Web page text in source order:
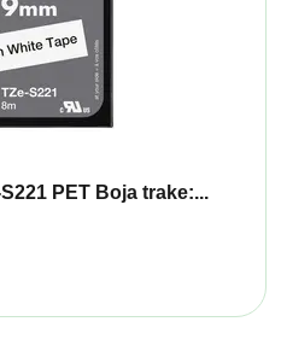
PET Boja trake:...